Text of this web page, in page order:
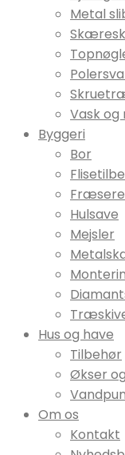
Metal
Vask og
Byggeri
Bor
Fræsere
Hulsave
Mejsler
Hus og have
Tilbehør
Økser
Om os
Kontakt